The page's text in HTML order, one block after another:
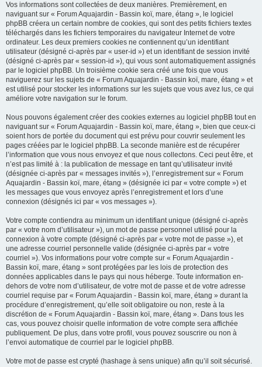
Vos informations sont collectées de deux manières. Premièrement, en
naviguant sur « Forum Aquajardin - Bassin koï, mare, étang », le logiciel
phpBB créera un certain nombre de cookies, qui sont des petits fichiers textes
téléchargés dans les fichiers temporaires du navigateur Internet de votre
ordinateur. Les deux premiers cookies ne contiennent qu’un identifiant
utilisateur (désigné ci-après par « user-id ») et un identifiant de session invité
(désigné ci-après par « session-id »), qui vous sont automatiquement assignés
par le logiciel phpBB. Un troisième cookie sera créé une fois que vous
naviguerez sur les sujets de « Forum Aquajardin - Bassin koï, mare, étang » et
est utilisé pour stocker les informations sur les sujets que vous avez lus, ce qui
améliore votre navigation sur le forum.
Nous pouvons également créer des cookies externes au logiciel phpBB tout en
naviguant sur « Forum Aquajardin - Bassin koï, mare, étang », bien que ceux-ci
soient hors de portée du document qui est prévu pour couvrir seulement les
pages créées par le logiciel phpBB. La seconde manière est de récupérer
l’information que vous nous envoyez et que nous collectons. Ceci peut être, et
n’est pas limité à : la publication de message en tant qu’utilisateur invité
(désignée ci-après par « messages invités »), l’enregistrement sur « Forum
Aquajardin - Bassin koï, mare, étang » (désignée ici par « votre compte ») et
les messages que vous envoyez après l’enregistrement et lors d’une
connexion (désignés ici par « vos messages »).
Votre compte contiendra au minimum un identifiant unique (désigné ci-après
par « votre nom d’utilisateur »), un mot de passe personnel utilisé pour la
connexion à votre compte (désigné ci-après par « votre mot de passe »), et
une adresse courriel personnelle valide (désignée ci-après par « votre
courriel »). Vos informations pour votre compte sur « Forum Aquajardin -
Bassin koï, mare, étang » sont protégées par les lois de protection des
données applicables dans le pays qui nous héberge. Toute information en-
dehors de votre nom d’utilisateur, de votre mot de passe et de votre adresse
courriel requise par « Forum Aquajardin - Bassin koï, mare, étang » durant la
procédure d’enregistrement, qu’elle soit obligatoire ou non, reste à la
discrétion de « Forum Aquajardin - Bassin koï, mare, étang ». Dans tous les
cas, vous pouvez choisir quelle information de votre compte sera affichée
publiquement. De plus, dans votre profil, vous pouvez souscrire ou non à
l’envoi automatique de courriel par le logiciel phpBB.
Votre mot de passe est crypté (hashage à sens unique) afin qu’il soit sécurisé.